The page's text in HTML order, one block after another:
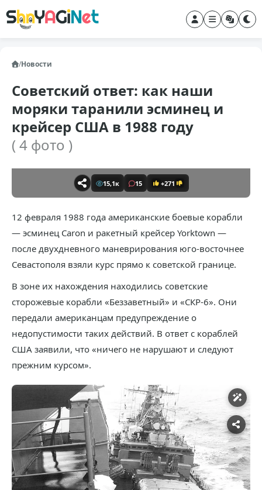
/Новости
Советский ответ: как наши
моряки таранили эсминец и
крейсер США в 1988 году
( 4 фото )
15,1к 15 +271
12 февраля 1988 года американские боевые корабли
— эсминец Caron и ракетный крейсер Yorktown —
после двухдневного маневрирования юго-восточнее
Севастополя взяли курс прямо к советской границе.
В зоне их нахождения находились советские
сторожевые корабли «Беззаветный» и «СКР-6». Они
передали американцам предупреждение о
недопустимости таких действий. В ответ с кораблей
США заявили, что «ничего не нарушают и следуют
прежним курсом».